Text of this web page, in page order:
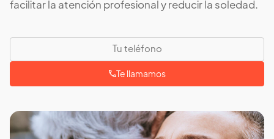
facilitar la atención profesional y reducir la soledad.
Te llamamos